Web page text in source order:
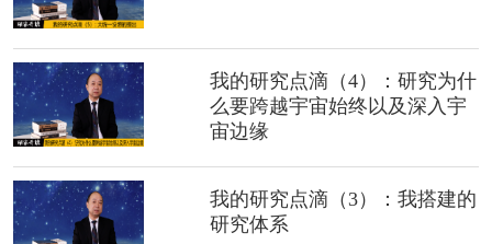
我的研究点滴（4）：研究为什
么要跨越宇宙始终以及深入宇
宙边缘
我的研究点滴（3）：我搭建的
研究体系